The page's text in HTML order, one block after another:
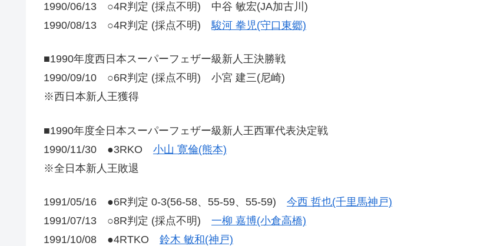
1990/06/13 ○4R判定 (採点不明) 中谷 敏宏(JA加古川)
1990/08/13 ○4R判定 (採点不明)駿河 拳児(守口東郷)
■1990年度西日本スーパーフェザー級新人王決勝戦
1990/09/10 ○6R判定 (採点不明) 小宮 建三(尼崎)
※西日本新人王獲得
■1990年度全日本スーパーフェザー級新人王西軍代表決定戦
1990/11/30 ●3RKO 小山 寛倫(熊本)
※全日本新人王敗退
1991/05/16 ●6R判定 0-3(56-58、55-59、55-59) 今西 哲也(千里馬神戸)
1991/07/13 ○8R判定 (採点不明) 一柳 嘉博(小倉高橋)
1991/10/08 ●4RTKO 鈴木 敏和(神戸)